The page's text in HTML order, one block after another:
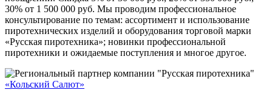
30% от 1 500 000 руб. Мы проводим профессиональное
консультирование по темам: ассортимент и использование
пиротехнических изделий и оборудования торговой марки
«Русская пиротехника»; новинки профессиональной
пиротехники и ожидаемые поступления и многое другое.
«Кольский Салют»